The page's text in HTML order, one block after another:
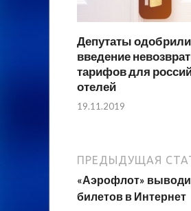
Депутаты одобрили
введение
тарифов для
отелей
19.11.2019
ПРЕДЫДУЩАЯ
«Аэрофлот»
билетов в Интернет